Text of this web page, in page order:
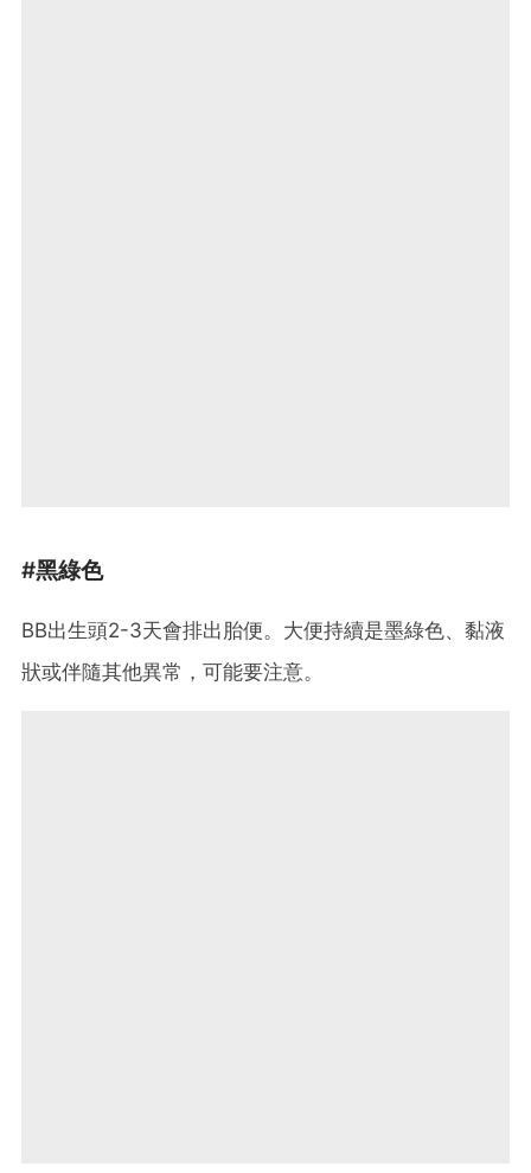
#黑綠色
BB出生頭2-3天會排出胎便。大便持續是墨綠色、黏液
狀或伴隨其他異常，可能要注意。